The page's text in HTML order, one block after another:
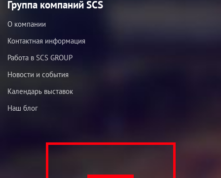
Группа компаний SCS
О компании
Контактная информация
Работа в SCS GROUP
Новости и события
Календарь выставок
Наш блог